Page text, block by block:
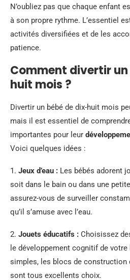
N’oubliez pas que chaque enfant
à son propre rythme. L’essentiel
activités diversifiées et de les
patience.
Comment divertir
huit mois ?
Divertir un bébé de dix-huit mois
mais il est essentiel de
importantes pour leur
Voici quelques idées :
1. Jeux d’eau : Les bébés adorent
soit dans le bain ou dans une
assurez-vous de surveiller
qu’il s’amuse avec l’eau.
2. Jouets éducatifs : Choisissez
le développement cognitif de votre
simples, les blocs de construction
sont tous excellents choix.